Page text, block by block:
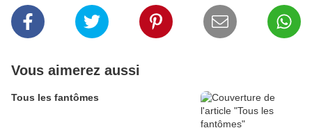
Vous aimerez aussi
Tous les fantômes